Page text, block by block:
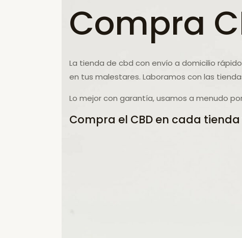
Compra
La tienda de cbd con envío a domicilio
en tus malestares. Laboramos con las
Lo mejor con garantía, usamos a menudo
Compra el CBD en cada